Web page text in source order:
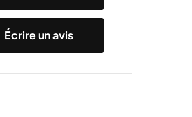
Écrire un avis